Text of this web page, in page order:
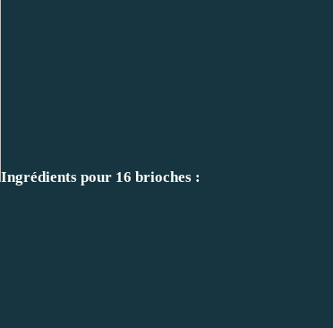
Ingrédients pour 16 brioches :